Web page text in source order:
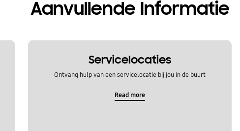
Aanvullende Informatie
Servicelocaties
Ontvang hulp van een servicelocatie bij jou in de buurt
Read more